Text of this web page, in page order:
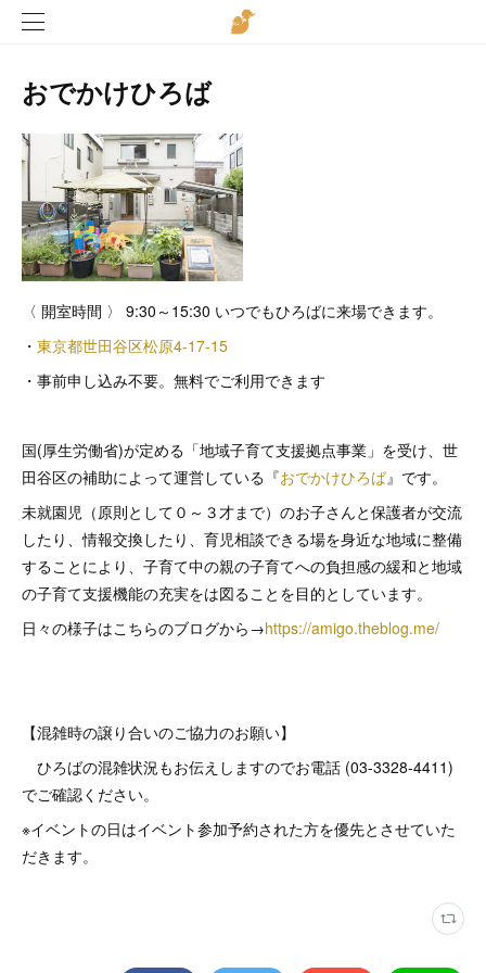
おでかけひろば
〈 開室時間 〉 9:30～15:30 いつでもひろばに来場できます。
・ 東京都世田谷区松原4-17-15
・事前申し込み不要。無料でご利用できます
国(厚生労働省)が定める「地域子育て支援拠点事業」を受け、世
田谷区の補助によって運営している『おでかけひろば』です。
未就園児（原則として０～３才まで）のお子さんと保護者が交流
したり、情報交換したり、育児相談できる場を身近な地域に整備
することにより、子育て中の親の子育てへの負担感の緩和と地域
の子育て支援機能の充実をは図ることを目的としています。
日々の様子はこちらのブログから→https://amigo.theblog.me/
【混雑時の譲り合いのご協力のお願い】
ひろばの混雑状況もお伝えしますのでお電話 (03-3328-4411)
でご確認ください。
※イベントの日はイベント参加予約された方を優先とさせていた
だきます。